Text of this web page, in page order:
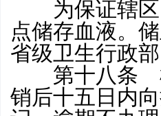
为保证辖区
点储存血液。
省级卫生行政
第十八条 根
销后十五日内